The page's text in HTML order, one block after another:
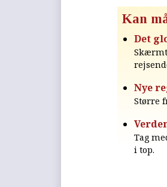
Kan
Det
Nye
Større
Tag
i top.